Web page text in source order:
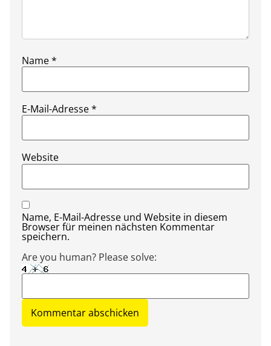
Name*
E-Mail-Adresse*
Website
Name, E-Mail-Adresse und Website in diesem
Browser für meinen nächsten Kommentar
speichern.
Are you human? Please solve: